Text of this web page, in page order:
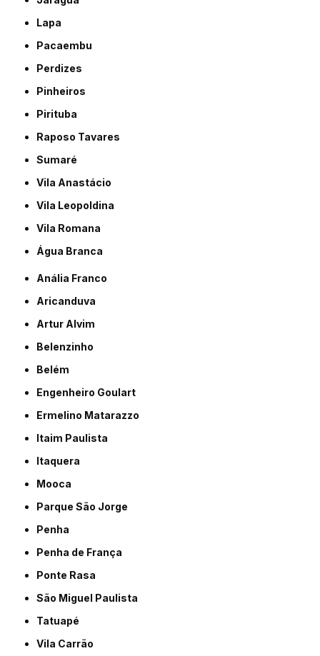
Lapa
Pacaembu
Perdizes
Pinheiros
Pirituba
Raposo Tavares
Sumaré
Vila Anastácio
Vila Leopoldina
Vila Romana
Água Branca
Anália Franco
Aricanduva
Artur Alvim
Belenzinho
Belém
Engenheiro Goulart
Ermelino Matarazzo
Itaim Paulista
Itaquera
Mooca
Parque São Jorge
Penha
Penha de França
Ponte Rasa
São Miguel Paulista
Tatuapé
Vila Carrão